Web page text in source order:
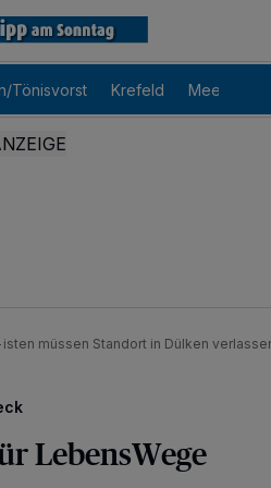
Tönisvorst Krefeld Meerbusch
müssen Standort in Dülken
LebensWege